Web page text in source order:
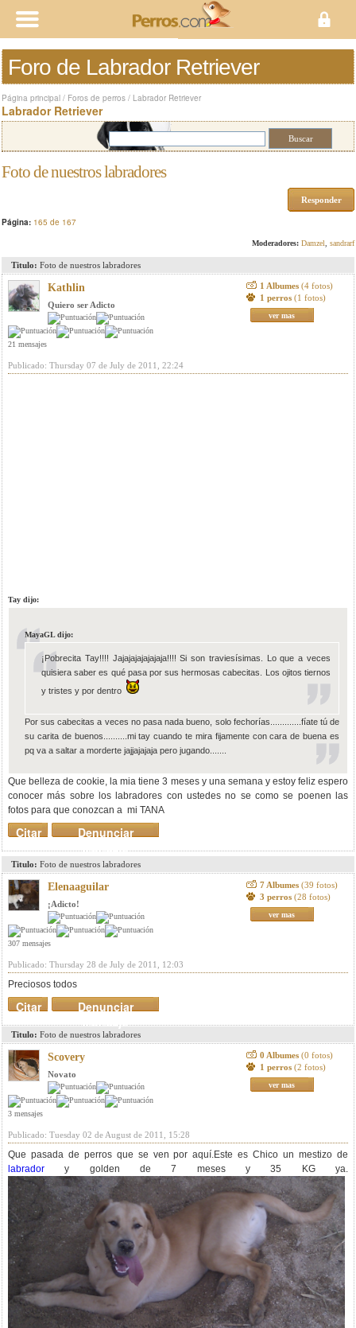
Foro de Labrador Retriever
Página principal / Foros de perros / Labrador Retriever
Labrador Retriever
Foto de nuestros labradores
Responder
Página: 165 de 167
Moderadores: Damzel sandrarf
Titulo: Foto de nuestros labradores
Kathlin
Quiero ser Adicto
21 mensajes
1 Albumes (4 fotos)
1 perros (1 fotos)
ver mas
Publicado: Thursday 07 de July de 2011, 22:24
Tay dijo:
MayaGL dijo:
¡Pobrecita Tay!!!! Jajajajajajajaja!!!! Si son traviesísimas. Lo que a veces
quisiera saber es qué pasa por sus hermosas cabecitas. Los ojitos tiernos
y tristes y por dentro
Por sus cabecitas a veces no pasa nada bueno, solo fechorías.............fíate tú de
su carita de buenos..........mi tay cuando te mira fijamente con cara de buena es
pq va a saltar a morderte jajjajajaja pero jugando.......
Que belleza de cookie, la mia tiene 3 meses y una semana y estoy feliz espero
conocer más sobre los labradores con ustedes no se como se poenen las
fotos para que conozcan a mi TANA
Denunciar
mensaje
Citar
Titulo: Foto de nuestros labradores
Elenaaguilar
¡Adicto!
307 mensajes
7 Albumes (39 fotos)
3 perros (28 fotos)
ver mas
Publicado: Thursday 28 de July de 2011, 12:03
Preciosos todos
Denunciar
mensaje
Citar
Titulo: Foto de nuestros labradores
Scovery
Novato
3 mensajes
0 Albumes (0 fotos)
1 perros (2 fotos)
ver mas
Publicado: Tuesday 02 de August de 2011, 15:28
Que pasada de perros que se ven por aquí.Este es Chico un mestizo de
labrador y golden de 7 meses y 35 KG ya.